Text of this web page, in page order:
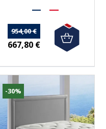
954,00 €
667,80 €
-30%